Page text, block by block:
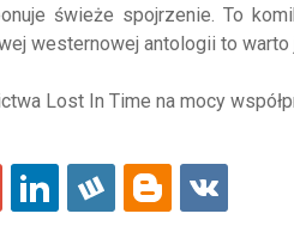
świeże spojrzenie. To
westernowej antologii to warto
Lost In Time na mocy